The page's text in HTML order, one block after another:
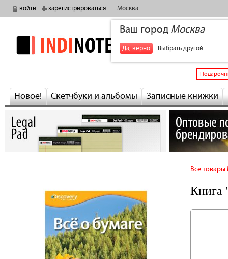
войти зарегистрироваться Москва
Ваш город Москва
Да, верно Выбрать другой
indinotes
Новое! Скетчбуки и альбомы Записные книжки
Все товары
Книга